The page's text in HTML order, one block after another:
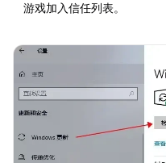
游戏加入信任列表。